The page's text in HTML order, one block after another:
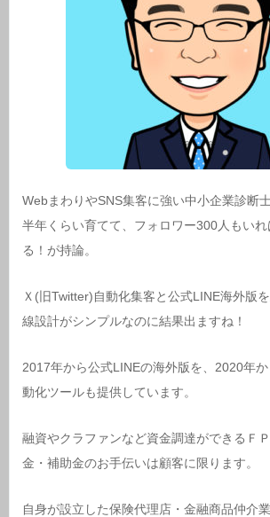
WebまわりやSNS集客に強い中小企業診断
半年くらい育てて、フォロワー300人もいれ
る！が持論。
Ｘ(旧Twitter)自動化集客と公式LINE海外版
線設計がシンプルなのに結果出ますね！
2017年から公式LINEの海外版を、2020年
動化ツールも提供しています。
融資やクラファンなど資金調達ができるＦ
金・補助金のお手伝いは顧客に限ります。
自身が設立した保険代理店・金融商品仲介